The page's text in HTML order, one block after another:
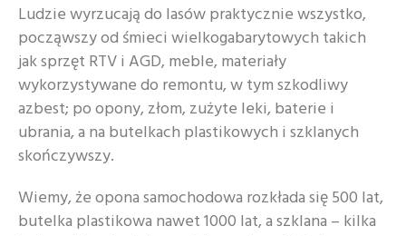
Ludzie wyrzucają do lasów praktycznie wszystko,
począwszy od śmieci wielkogabarytowych takich
jak sprzęt RTV i AGD, meble, materiały
wykorzystywane do remontu, w tym szkodliwy
azbest; po opony, złom, zużyte leki, baterie i
ubrania, a na butelkach plastikowych i szklanych
skończywszy.
Wiemy, że opona samochodowa rozkłada się 500 lat,
butelka plastikowa nawet 1000 lat, a szklana – kilka